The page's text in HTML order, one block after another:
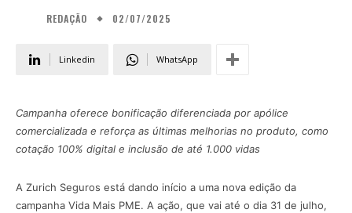
REDAÇÃO 02/07/2025
Linkedin WhatsApp
Campanha oferece bonificação diferenciada por apólice
comercializada e reforça as últimas melhorias no produto, como
cotação 100% digital e inclusão de até 1.000 vidas
A Zurich Seguros está dando início a uma nova edição da
campanha Vida Mais PME. A ação, que vai até o dia 31 de julho,